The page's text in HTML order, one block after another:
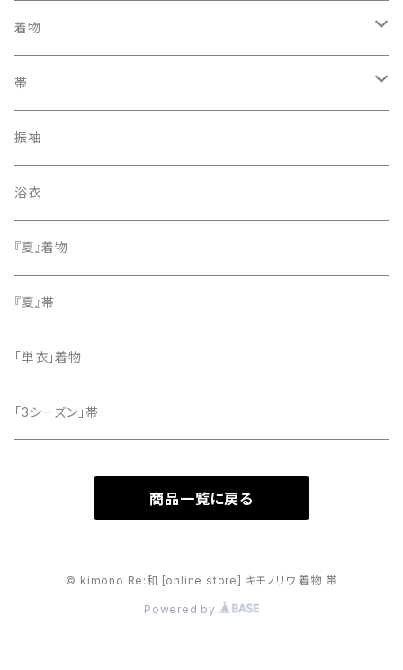
着物
訪問着・付下げ
紬
色無地
小紋
留袖
帯
袋帯
名古屋帯
振袖
浴衣
『夏』着物
『夏』帯
「単衣」着物
「3シーズン」帯
商品一覧に戻る
© kimono Re:和 [online store] キモノリワ 着物 帯
Powered by